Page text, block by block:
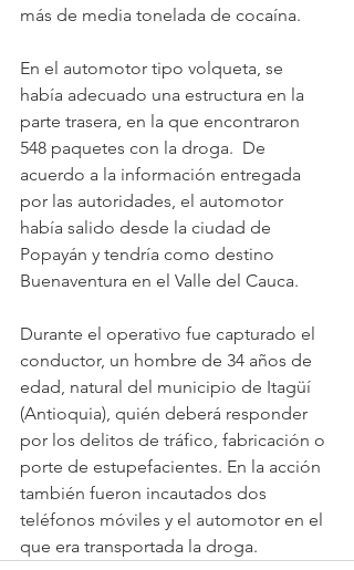
más de media tonelada de cocaína.
En el automotor tipo volqueta, se
había adecuado una estructura en la
parte trasera, en la que encontraron
548 paquetes con la droga.  De
acuerdo a la información entregada
por las autoridades, el automotor
había salido desde la ciudad de
Popayán y tendría como destino
Buenaventura en el Valle del Cauca.
Durante el operativo fue capturado el
conductor, un hombre de 34 años de
edad, natural del municipio de Itagüí
(Antioquia), quién deberá responder
por los delitos de tráfico, fabricación o
porte de estupefacientes. En la acción
también fueron incautados dos
teléfonos móviles y el automotor en el
que era transportada la droga.